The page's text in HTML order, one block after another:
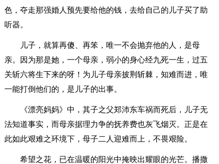
色，夺走那强婚人预先要给他的钱，去给自己的儿子买了助
听器。
儿子，就算再傻、再笨，唯一不会抛弃他的人，是母
亲。因为那是她，一个母亲，弱小的身心经九死一生，过五
关斩六将生下来的呀！为儿子母亲披荆斩棘，知难而进，唯
一能打倒他们的，是儿子的出事。
《漂亮妈妈》中，其子之父郑沛东车祸而死后，儿子无
法知道事实，而母亲据理力争的抚养费也灰飞烟灭。正是在
此如此艰难之环境下，母子二人迎难而上，不畏艰险。
希望之花，已在温暖的阳光中掩映出耀眼的光芒。播撒